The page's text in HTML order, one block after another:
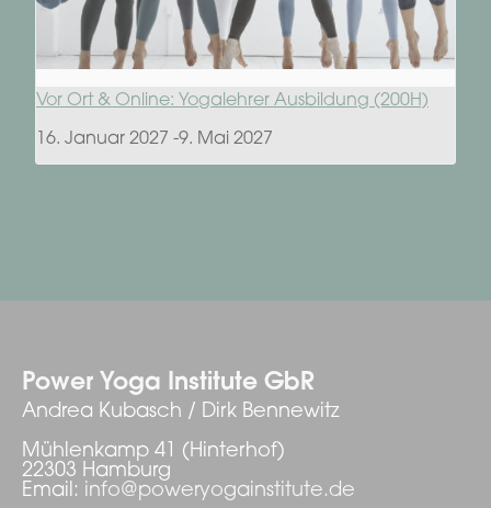
Vor Ort & Online: Yogalehrer Ausbildung (200H)
16. Januar 2027 -9. Mai 2027
Power Yoga Institute GbR
Andrea Kubasch / Dirk Bennewitz
Mühlenkamp 41 (Hinterhof)
22303 Hamburg
Email: info@poweryogainstitute.de